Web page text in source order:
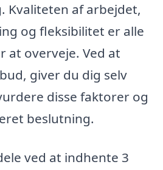
Kvaliteten af arbejdet,
og fleksibilitet er alle
at overveje. Ved at
giver du dig selv
disse faktorer og
beslutning.
ved at indhente 3